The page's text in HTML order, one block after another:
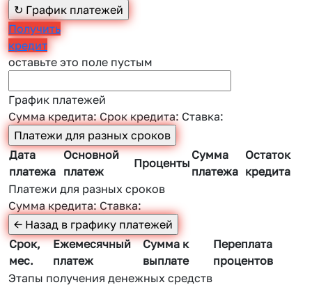
Получить
кредит
оставьте это поле пустым
График платежей
Сумма кредита:Срок кредита: Ставка:
Дата
платежа
Основной
платеж
Проценты
Сумма
платежа
Остаток
кредита
Платежи для разных сроков
Сумма кредита:Ставка:
Срок,
мес.
Ежемесячный
платеж
Сумма к
выплате
Переплата
процентов
Этапы получения денежных средств